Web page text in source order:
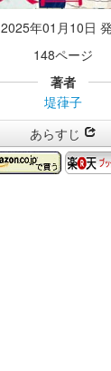
2025年01月10日
148ページ
著者
堤葎子
あらすじ